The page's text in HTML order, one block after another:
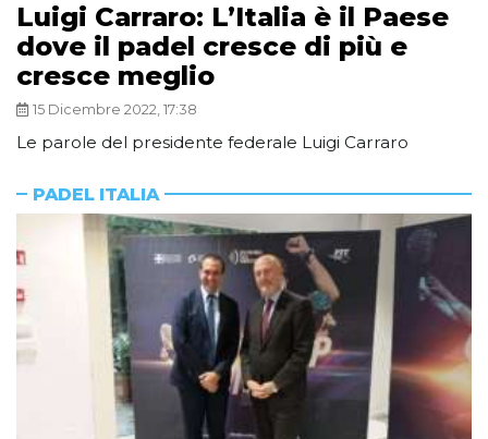
Luigi Carraro: L’Italia è il Paese
dove il padel cresce di più e
cresce meglio
15 Dicembre 2022, 17:38
Le parole del presidente federale Luigi Carraro
PADEL ITALIA